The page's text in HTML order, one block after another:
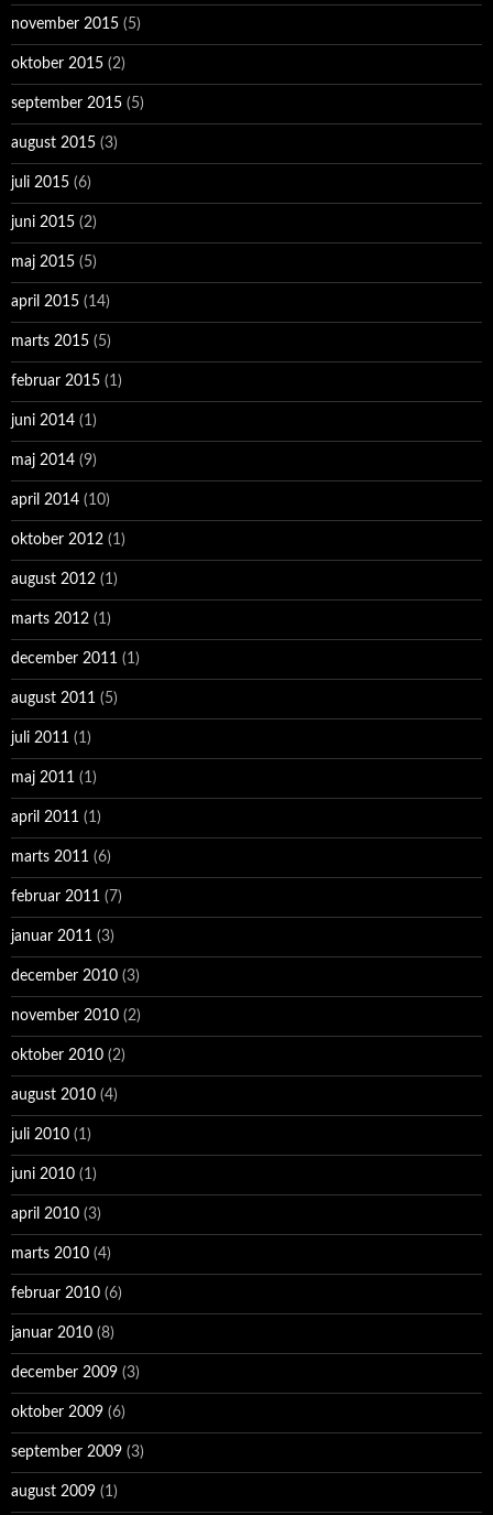
november 2015 (5)
oktober 2015 (2)
september 2015 (5)
august 2015 (3)
juli 2015 (6)
juni 2015 (2)
maj 2015 (5)
april 2015 (14)
marts 2015 (5)
februar 2015 (1)
juni 2014 (1)
maj 2014 (9)
april 2014 (10)
oktober 2012 (1)
august 2012 (1)
marts 2012 (1)
december 2011 (1)
august 2011 (5)
juli 2011 (1)
maj 2011 (1)
april 2011 (1)
marts 2011 (6)
februar 2011 (7)
januar 2011 (3)
december 2010 (3)
november 2010 (2)
oktober 2010 (2)
august 2010 (4)
juli 2010 (1)
juni 2010 (1)
april 2010 (3)
marts 2010 (4)
februar 2010 (6)
januar 2010 (8)
december 2009 (3)
oktober 2009 (6)
september 2009 (3)
august 2009 (1)